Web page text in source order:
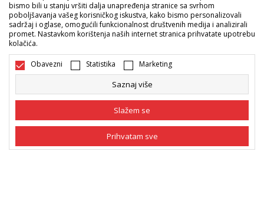
Pratite nas
Mi dijelimo naše tajne sa vama. Pratite nas na društvenim
mrežama i saznajte sve o promocijama, akcijama i novitetima.
bismo bili u stanju vršiti dalja unapređenja stranice sa svrhom
poboljšavanja vašeg korisničkog iskustva, kako bismo personalizovali
sadržaj i oglase, omogućili funkcionalnost društvenih medija i analizirali
promet. Nastavkom korištenja naših internet stranica prihvatate upotrebu
kolačića.
Obavezni Statistika Marketing
Saznaj više
Slažem se
Prihvatam sve